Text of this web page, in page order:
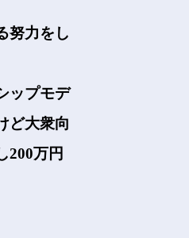
努力をし
ップモデ
ど大衆向
200万円